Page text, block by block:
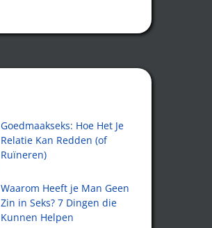
Goedmaakseks: Hoe Het Je
Relatie Kan Redden (of
Ruïneren)
Waarom Heeft je Man Geen
Zin in Seks? 7 Dingen die
Kunnen Helpen